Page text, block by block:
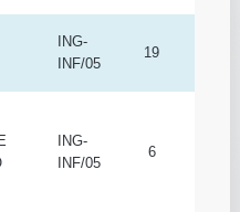
ING-
ING-
INF/05
19